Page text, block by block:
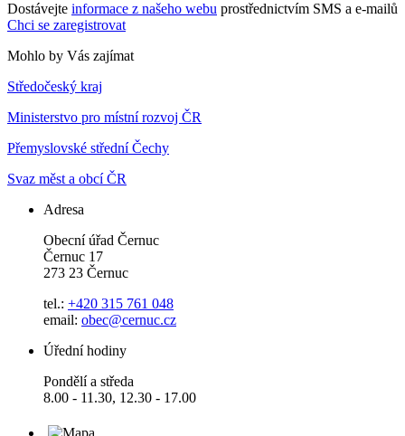
Dostávejte informace z našeho webu prostřednictvím SMS a e-mailů
Chci se zaregistrovat
Mohlo by Vás zajímat
Středočeský kraj
Ministerstvo pro místní rozvoj ČR
Přemyslovské střední Čechy
Svaz měst a obcí ČR
Adresa
Obecní úřad Černuc
Černuc 17
273 23 Černuc
tel.: +420 315 761 048
email: obec@cernuc.cz
Úřední hodiny
Pondělí a středa
8.00 - 11.30, 12.30 - 17.00